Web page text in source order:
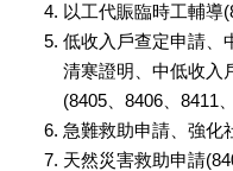
以工代賑臨時工輔導
低收入戶查定申請、
清寒證明、中低收入
(8405、8406、8411
急難救助申請、強化
天然災害救助申請